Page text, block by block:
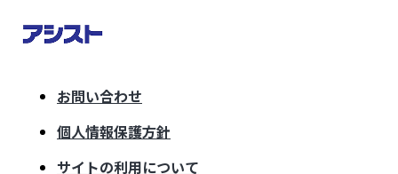
お問い合わせ
個人情報保護方針
サイトの利用について